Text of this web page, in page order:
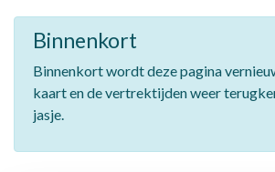
Binnenkort
Binnenkort wordt deze pagina
kaart en de vertrektijden weer
jasje.